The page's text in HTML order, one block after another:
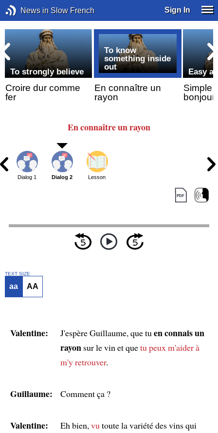
News in Slow French Sign In
To strongly believe
Croire dur comme
fer
To know
something inside
out
En connaître un
rayon
Easy
Simple
bonjour
En connaîtreun rayon
Dialog 1 Dialog 2 Lesson
TEXT SIZE
aa AA
Valentine: J'espère Guillaume, que tu en connais un
rayon sur le vin et quetu peux m'aider à
m'y retrouver.
Guillaume: Comment ça ?
Valentine: Eh bien, vu toute la variété des vins qui